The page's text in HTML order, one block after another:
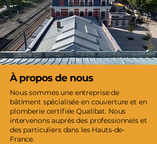
À propos de nous
Nous sommes une entreprise de
bâtiment spécialisée en couverture et en
plomberie certifiée Qualibat. Nous
intervenons auprès des professionnels et
des particuliers dans les Hauts-de-
France.